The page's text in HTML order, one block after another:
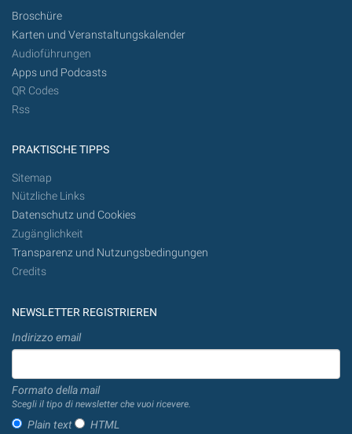
Broschüre
Karten und Veranstaltungskalender
Audioführungen
Apps und Podcasts
QR Codes
Rss
PRAKTISCHE TIPPS
Sitemap
Nützliche Links
Datenschutz und Cookies
Zugänglichkeit
Transparenz und Nutzungsbedingungen
Credits
NEWSLETTER REGISTRIEREN
Indirizzo email
Formato della mail
Scegli il tipo di newsletter che vuoi ricevere.
Plain text HTML